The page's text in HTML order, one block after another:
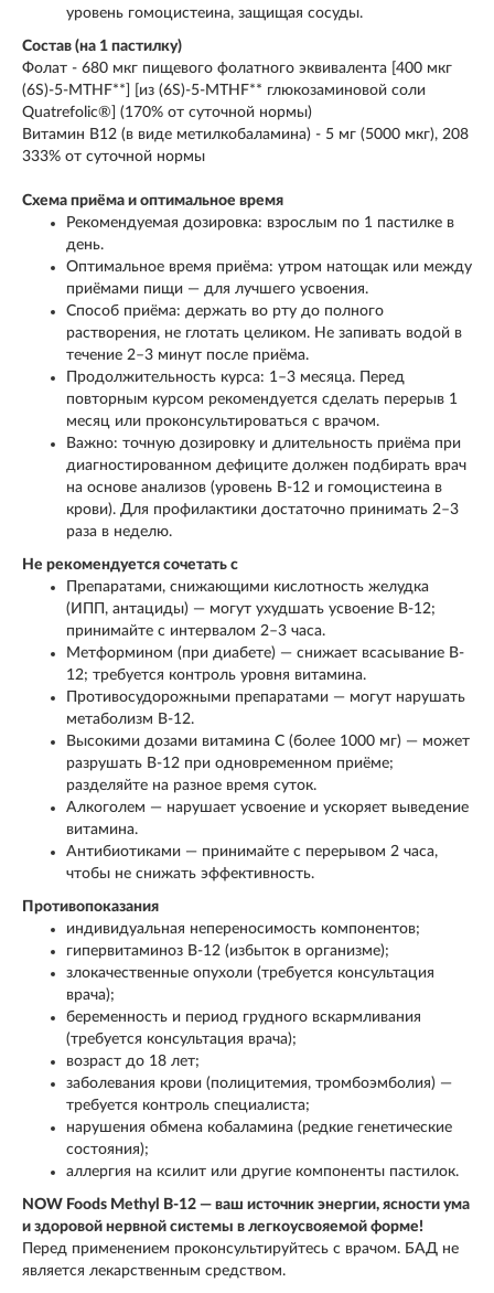
уровень гомоцистеина, защищая сосуды.
Состав (на 1 пастилку)
Фолат - 680 мкг пищевого фолатного эквивалента [400 мкг
(6S)-5-MTHF**] [из (6S)-5-MTHF** глюкозаминовой соли
Quatrefolic®] (170% от суточной нормы)
Витамин B12 (в виде метилкобаламина) - 5 мг (5000 мкг), 208
333% от суточной нормы
Схема приёма и оптимальное время
Рекомендуемая дозировка: взрослым по 1 пастилке в
день.
Оптимальное время приёма: утром натощак или между
приёмами пищи — для лучшего усвоения.
Способ приёма: держать во рту до полного
растворения, не глотать целиком. Не запивать водой в
течение 2–3 минут после приёма.
Продолжительность курса: 1–3 месяца. Перед
повторным курсом рекомендуется сделать перерыв 1
месяц или проконсультироваться с врачом.
Важно: точную дозировку и длительность приёма при
диагностированном дефиците должен подбирать врач
на основе анализов (уровень B-12 и гомоцистеина в
крови). Для профилактики достаточно принимать 2–3
раза в неделю.
Не рекомендуется сочетать с
Препаратами, снижающими кислотность желудка
(ИПП, антациды) — могут ухудшать усвоение B-12;
принимайте с интервалом 2–3 часа.
Метформином (при диабете) — снижает всасывание B-
12; требуется контроль уровня витамина.
Противосудорожными препаратами — могут нарушать
метаболизм B-12.
Высокими дозами витамина C (более 1000 мг) — может
разрушать B-12 при одновременном приёме;
разделяйте на разное время суток.
Алкоголем — нарушает усвоение и ускоряет выведение
витамина.
Антибиотиками — принимайте с перерывом 2 часа,
чтобы не снижать эффективность.
Противопоказания
индивидуальная непереносимость компонентов;
гипервитаминоз B-12 (избыток в организме);
злокачественные опухоли (требуется консультация
врача);
беременность и период грудного вскармливания
(требуется консультация врача);
возраст до 18 лет;
заболевания крови (полицитемия, тромбоэмболия) —
требуется контроль специалиста;
нарушения обмена кобаламина (редкие генетические
состояния);
аллергия на ксилит или другие компоненты пастилок.
NOW Foods Methyl B-12 — ваш источник энергии, ясности ума
и здоровой нервной системы в легкоусвояемой форме!
Перед применением проконсультируйтесь с врачом. БАД не
является лекарственным средством.